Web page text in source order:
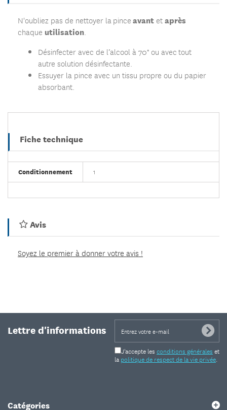
N'oubliez pas de nettoyer la pinceavant etaprès
chaque utilisation
Désinfecter avec de l’alcool à 70° ou avec tout
autre solution désinfectante.
Essuyer la pince avec un tissu propre ou du papier
absorbant.
Fiche technique
Conditionnement 1
Avis
Soyez le premier à donner votre avis !
Lettre d'informations
J'accepte les conditions générales et
la politique de respect de la vie privée.
Catégories